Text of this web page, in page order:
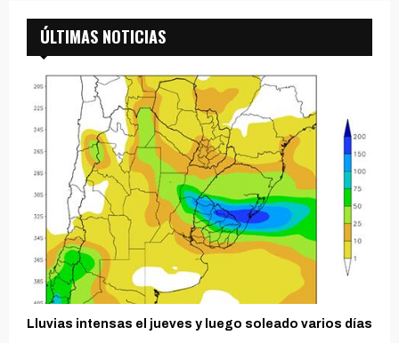
ÚLTIMAS NOTICIAS
Lluvias intensas el jueves y luego soleado varios días